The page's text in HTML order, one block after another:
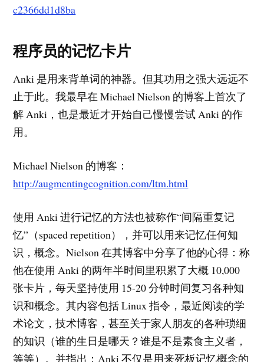
c2366dd1d8ba
程序员的记忆卡片
Anki 是用来背单词的神器。但其功用之强大远远不
止于此。我最早在 Michael Nielson 的博客上首次了
解 Anki，也是最近才开始自己慢慢尝试 Anki 的作
用。
Michael Nielson 的博客：
http://augmentingcognition.com/ltm.html
使用 Anki 进行记忆的方法也被称作“间隔重复记
忆”（spaced repetition），并可以用来记忆任何知
识，概念。Nielson 在其博客中分享了他的心得：称
他在使用 Anki 的两年半时间里积累了大概 10,000
张卡片，每天坚持使用 15-20 分钟时间复习各种知
识和概念。其内容包括 Linux 指令，最近阅读的学
术论文，技术博客，甚至关于家人朋友的各种琐细
的知识（谁的生日是哪天？谁是不是素食主义者，
等等）。并指出：Anki 不仅是用来死板记忆概念的